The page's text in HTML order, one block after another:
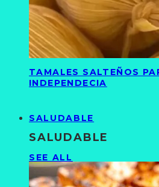
TAMALES SALTEÑOS
INDEPENDECIA
SALUDABLE
SALUDABLE
SEE ALL